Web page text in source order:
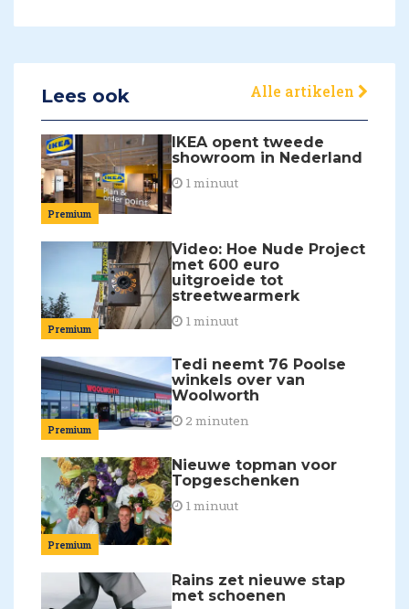
Lees ook Alle artikelen
Premium
IKEA opent tweede
showroom in Nederland
1 minuut
Premium
Video: Hoe Nude Project
met 600 euro
uitgroeide tot
streetwearmerk
1 minuut
Premium
Tedi neemt 76 Poolse
winkels over van
Woolworth
2 minuten
Premium
Nieuwe topman voor
Topgeschenken
1 minuut
Rains zet nieuwe stap
met schoenen